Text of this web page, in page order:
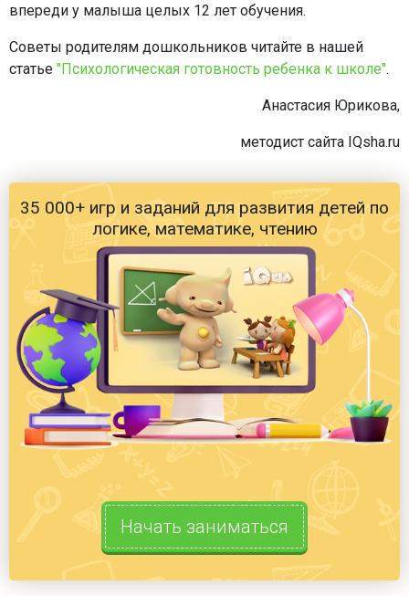
впереди у малыша целых 12 лет обучения.
Советы родителям дошкольников читайте в нашей
статье "Психологическая готовность ребенка к школе".
Анастасия Юрикова,
методист сайта IQsha.ru
35 000+ игр и заданий для развития детей по
логике, математике, чтению
Начать заниматься